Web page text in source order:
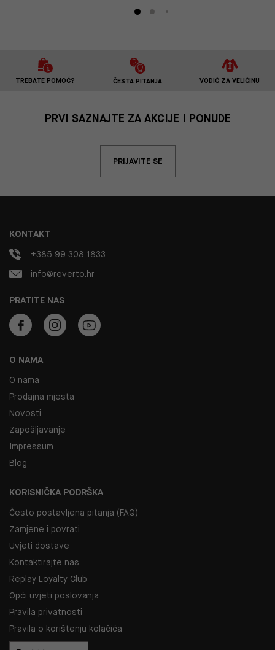
TREBATE POMOĆ? ČESTA PITANJA VODIČ ZA VELIČINU
PRVI SAZNAJTE ZA AKCIJE I PONUDE
PRIJAVITE SE
O NAMA
O nama
Prodajna mjesta
Novosti
Zapošljavanje
Impressum
Blog
KORISNIČKA PODRŠKA
Često postavljena pitanja (FAQ)
Zamjene i povrati
Uvjeti dostave
Kontaktirajte nas
Replay Loyalty Club
Opći uvjeti poslovanja
Pravila privatnosti
Pravila o korištenju kolačića
PRATITE NAS
KONTAKT
+385 99 308 1833
info@reverto.hr